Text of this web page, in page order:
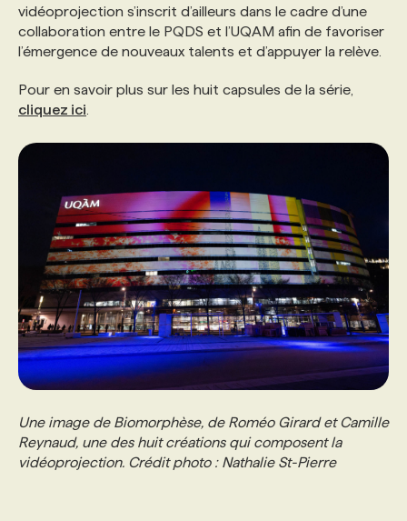
vidéoprojection s’inscrit d’ailleurs dans le cadre d’une
collaboration entre le PQDS et l’UQAM afin de favoriser
l’émergence de nouveaux talents et d’appuyer la relève.
Pour en savoir plus sur les huit capsules de la série,
cliquez ici
Une image de Biomorphèse, de Roméo Girard et Camille
Reynaud, une des huit créations qui composent la
vidéoprojection. Crédit photo : Nathalie St-Pierre